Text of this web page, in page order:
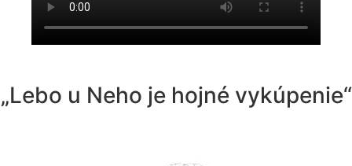
„Lebo u Neho je hojné vykúpenie“